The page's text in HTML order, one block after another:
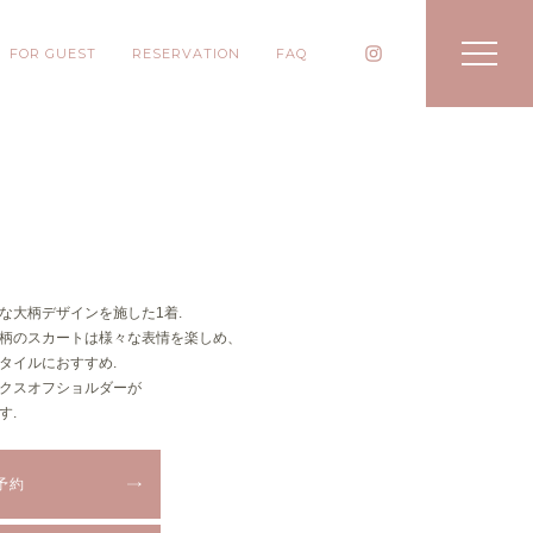
FOR GUEST RESERVATION FAQ
大柄デザインを施した1着.
のスカートは様々な表情を楽しめ、
イルにおすすめ.
スオフショルダーが
.
約